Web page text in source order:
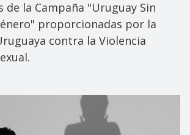
de la Campaña "Uruguay Sin
proporcionadas por la
contra la Violencia